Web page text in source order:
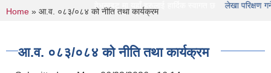
गाउँपालिका को वेभसाइट मा यहाँ हरुलाई हार्दिक स्वागत छ लेखा परिक्षण गर्ने संस्था
You are here
Home » आ.व. ०८३/०८४ को नीति तथा कार्यक्रम
आ.व. ०८३/०८४ को नीति तथा कार्यक्रम